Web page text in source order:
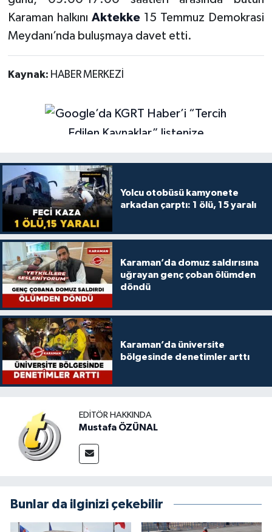
Karaman halkını Aktekke 15 Temmuz Demokrasi
Meydanı’nda buluşmaya davet etti.
Kaynak: HABER MERKEZİ
Yolcu otobüsü kamyonete
arkadan çarptı: 1 ölü, 15 yaralı
Karaman’da domuz saldırısına
uğrayan genç çoban ölümden
döndü
Karaman’da üniversite
bölgesinde denetimler arttı
EDITÖR HAKKINDA
Mustafa ÖZÜNAL
Bunlar da ilginizi çekebilir